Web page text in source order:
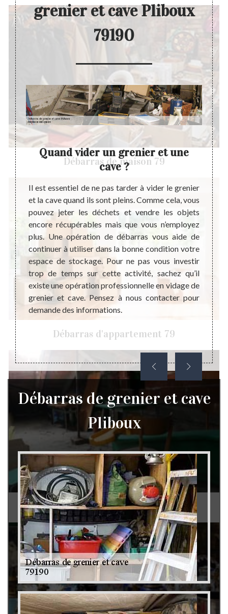
Débarras de maison 79
Débarras d'appartement 79
Débarras de grenier et cave 79
grenier et cave Pliboux
79190
et à
très
de
il
peut
le
Quand vider un grenier et une
cave ?
Il est essentiel de ne pas tarder à vider le grenier
et la cave quand ils sont pleins. Comme cela, vous
pouvez jeter les déchets et vendre les objets
encore récupérables mais que vous n’employez
plus. Une opération de débarras vous aide de
continuer à utiliser dans la bonne condition votre
espace de stockage. Pour ne pas vous investir
trop de temps sur cette activité, sachez qu’il
existe une opération professionnelle en vidage de
grenier et cave. Pensez à nous contacter pour
demande des informations.
de
à
dire
de
très
Débarras de grenier et cave
Pliboux